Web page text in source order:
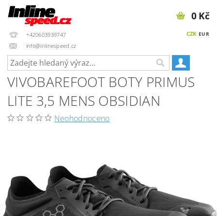
+420603939747
info@inlinespeed.cz
CZK EUR
0 Kč
VIVOBAREFOOT BOTY PRIMUS
LITE 3,5 MENS OBSIDIAN
Neohodnoceno